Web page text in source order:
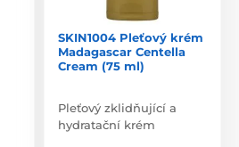
SKIN1004 Pleťový krém
Madagascar Centella
Cream (75 ml)
Pleťový zklidňující a
hydratační krém